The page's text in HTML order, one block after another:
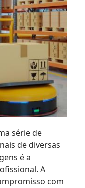
série de
de diversas
é a
A
com